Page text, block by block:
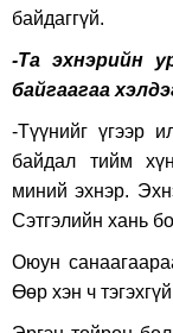
байдаггүй.
-Та эхнэрийн
байгаагаа
-Түүнийг үгээр
байдал тийм
миний эхнэр.
Сэтгэлийн хань
Оюун
Өөр хэн ч